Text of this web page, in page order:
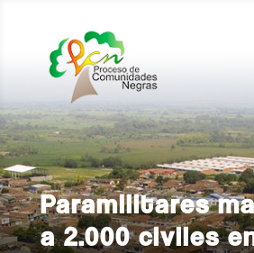
Paramilitares
a 2.000 civiles